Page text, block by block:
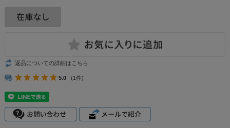
返品についての詳細はこちら
5.0 (1件)